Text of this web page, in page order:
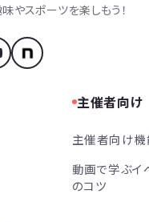
やスポーツを楽しもう！
主催者向け
主催者向け機
動画で学ぶイ
のコツ